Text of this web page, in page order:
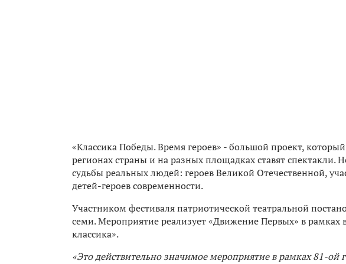
«Классика Победы. Время героев» - большой проект,
регионах страны и на разных площадках ставят спектакли.
судьбы реальных людей: героев Великой Отечественной,
детей-героев современности.
Участником фестиваля патриотической театральной
семи. Мероприятие реализует «Движение Первых» в рамках
классика».
«Это действительно значимое мероприятие в рамках 81-